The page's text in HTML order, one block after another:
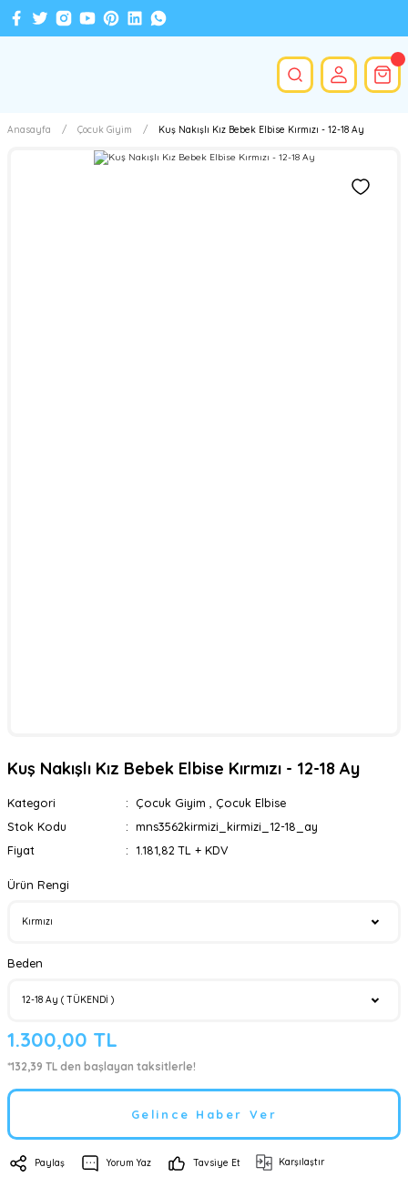
Anasayfa Çocuk Giyim Kuş Nakışlı Kız Bebek Elbise Kırmızı - 12-18 Ay
Kuş Nakışlı Kız Bebek Elbise Kırmızı - 12-18 Ay
Kategori Çocuk Giyim
Çocuk Elbise
Stok Kodu
mns3562kirmizi_kirmizi_12-18_ay
Fiyat
1.181,82 TL + KDV
Ürün Rengi
Beden
1.300,00 TL
*132,39 TL den başlayan taksitlerle!
Gelince Haber Ver
Paylaş Yorum Yaz Tavsiye Et Karşılaştır